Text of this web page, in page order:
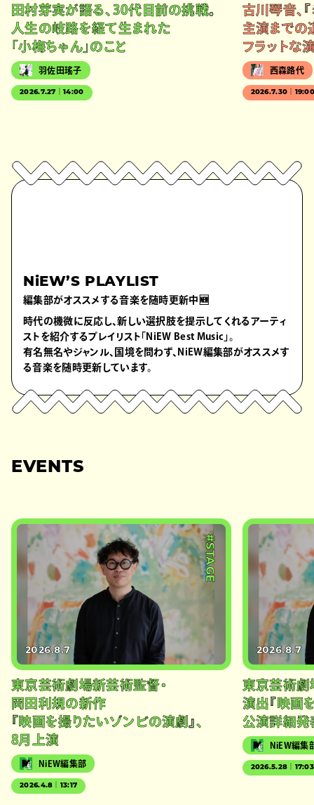
田村芽実が語る、30代目前の挑戦。
人生の岐路を経て生まれた
「小梅ちゃん」のこと
羽佐田瑤子
2026.7.27｜14:00
古川琴音、
主演までの
フラットな
西森路代
2026.7.30｜
NiEW’S PLAYLIST
編集部がオススメする音楽を随時更新中🆕
時代の機微に反応し、新しい選択肢を提示してくれるアーティ
ストを紹介するプレイリスト「NiEW Best Music」。
有名無名やジャンル、国境を問わず、NiEW編集部がオススメす
る音楽を随時更新しています。
EVENTS
#STAGE
2026.8.7
東京芸術劇場新芸術監督・
岡田利規の新作
『映画を撮りたいゾンビの演劇』、
8月上演
NiEW編集部
2026.4.8｜13:17
2026.8.7
東京芸術劇
演出『映画
公演詳細発
NiEW編集
2026.5.28｜17:03